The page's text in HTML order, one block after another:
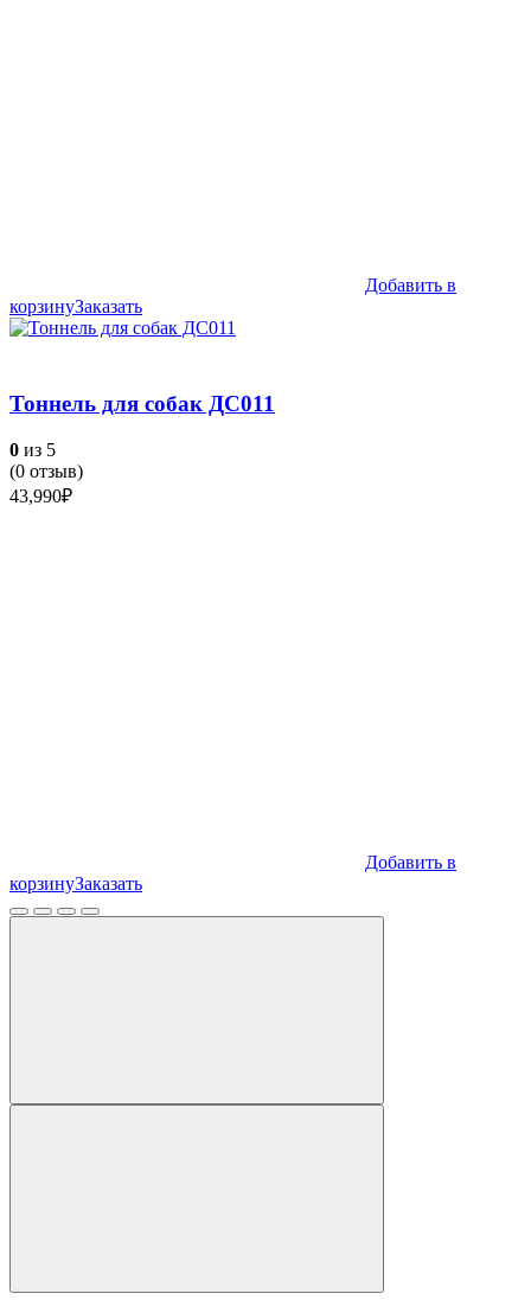
Добавить в
корзинуЗаказать
Тоннель для собак ДС011
0 из 5
(0 отзыв)
43,990₽
Добавить в
корзинуЗаказать